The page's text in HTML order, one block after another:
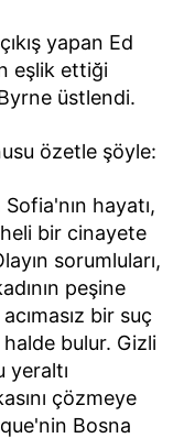
yapan Ed
eşlik ettiği
üstlendi.
özetle şöyle:
hayatı,
bir cinayete
sorumluları,
peşine
bir suç
bulur. Gizli
yeraltı
çözmeye
Bosna